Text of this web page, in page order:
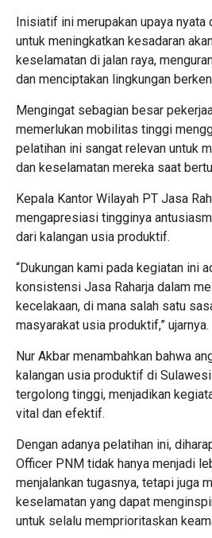
Inisiatif ini merupakan upaya nyata
untuk meningkatkan kesadaran
keselamatan di jalan raya,
dan menciptakan lingkungan
Mengingat sebagian besar
memerlukan mobilitas tinggi
pelatihan ini sangat relevan untuk
dan keselamatan mereka saat
Kepala Kantor Wilayah PT Jasa
mengapresiasi tingginya
dari kalangan usia produktif.
“Dukungan kami pada kegiatan ini
konsistensi Jasa Raharja dalam
kecelakaan, di mana salah satu
masyarakat usia produktif,” ujarnya.
Nur Akbar menambahkan bahwa
kalangan usia produktif di
tergolong tinggi, menjadikan
vital dan efektif.
Dengan adanya pelatihan ini,
Officer PNM tidak hanya menjadi
menjalankan tugasnya, tetapi juga
keselamatan yang dapat
untuk selalu memprioritaskan